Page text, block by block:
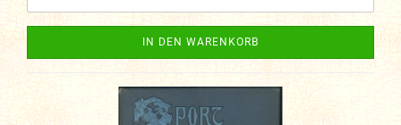
IN DEN WARENKORB